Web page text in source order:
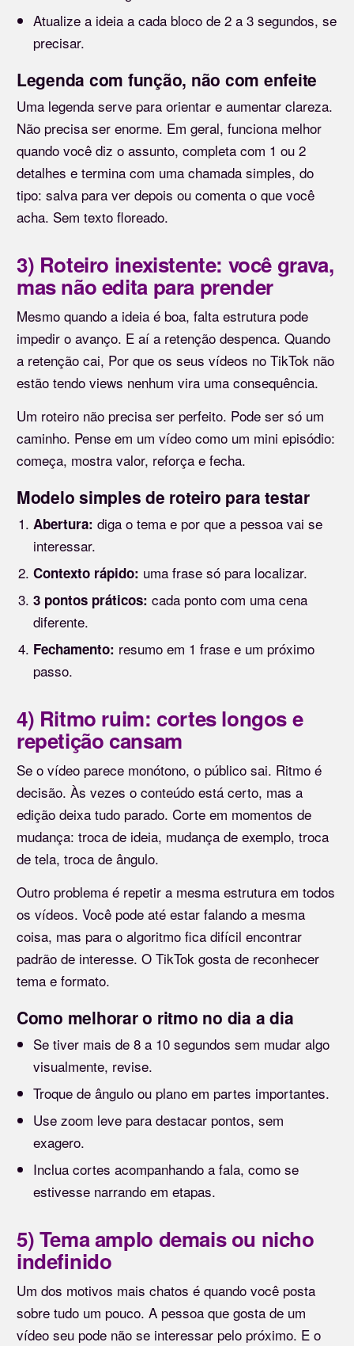
Atualize a ideia a cada bloco de 2 a 3 segundos, se
precisar.
Legenda com função, não com enfeite
Uma legenda serve para orientar e aumentar clareza.
Não precisa ser enorme. Em geral, funciona melhor
quando você diz o assunto, completa com 1 ou 2
detalhes e termina com uma chamada simples, do
tipo: salva para ver depois ou comenta o que você
acha. Sem texto floreado.
3) Roteiro inexistente: você grava,
mas não edita para prender
Mesmo quando a ideia é boa, falta estrutura pode
impedir o avanço. E aí a retenção despenca. Quando
a retenção cai, Por que os seus vídeos no TikTok não
estão tendo views nenhum vira uma consequência.
Um roteiro não precisa ser perfeito. Pode ser só um
caminho. Pense em um vídeo como um mini episódio:
começa, mostra valor, reforça e fecha.
Modelo simples de roteiro para testar
Abertura: diga o tema e por que a pessoa vai se
interessar.
Contexto rápido: uma frase só para localizar.
3 pontos práticos: cada ponto com uma cena
diferente.
Fechamento: resumo em 1 frase e um próximo
passo.
4) Ritmo ruim: cortes longos e
repetição cansam
Se o vídeo parece monótono, o público sai. Ritmo é
decisão. Às vezes o conteúdo está certo, mas a
edição deixa tudo parado. Corte em momentos de
mudança: troca de ideia, mudança de exemplo, troca
de tela, troca de ângulo.
Outro problema é repetir a mesma estrutura em todos
os vídeos. Você pode até estar falando a mesma
coisa, mas para o algoritmo fica difícil encontrar
padrão de interesse. O TikTok gosta de reconhecer
tema e formato.
Como melhorar o ritmo no dia a dia
Se tiver mais de 8 a 10 segundos sem mudar algo
visualmente, revise.
Troque de ângulo ou plano em partes importantes.
Use zoom leve para destacar pontos, sem
exagero.
Inclua cortes acompanhando a fala, como se
estivesse narrando em etapas.
5) Tema amplo demais ou nicho
indefinido
Um dos motivos mais chatos é quando você posta
sobre tudo um pouco. A pessoa que gosta de um
vídeo seu pode não se interessar pelo próximo. E o